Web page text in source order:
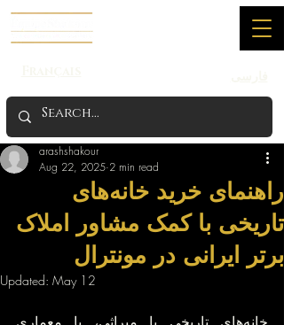
راهنمای خرید خانه‌های
تاریخی با کمک مشاور املاک
برتر ایرانی در مونترال
arashshakour
Aug 22, 2025 2 min read
Updated: May 12